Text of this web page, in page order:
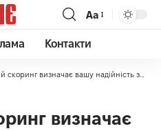
Аа
Контакти
визначає вашу надійність за лічені хвилини
визначає